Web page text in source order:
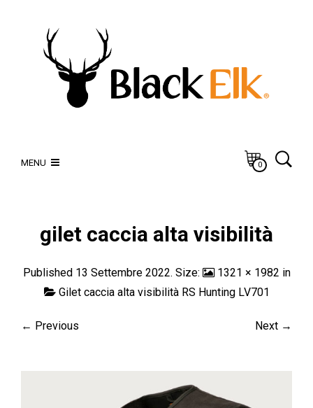
MENU 0
gilet caccia alta visibilità
Published 13 Settembre 2022. Size: 1321 × 1982 in
Gilet caccia alta visibilità RS Hunting LV701
← Previous Next →